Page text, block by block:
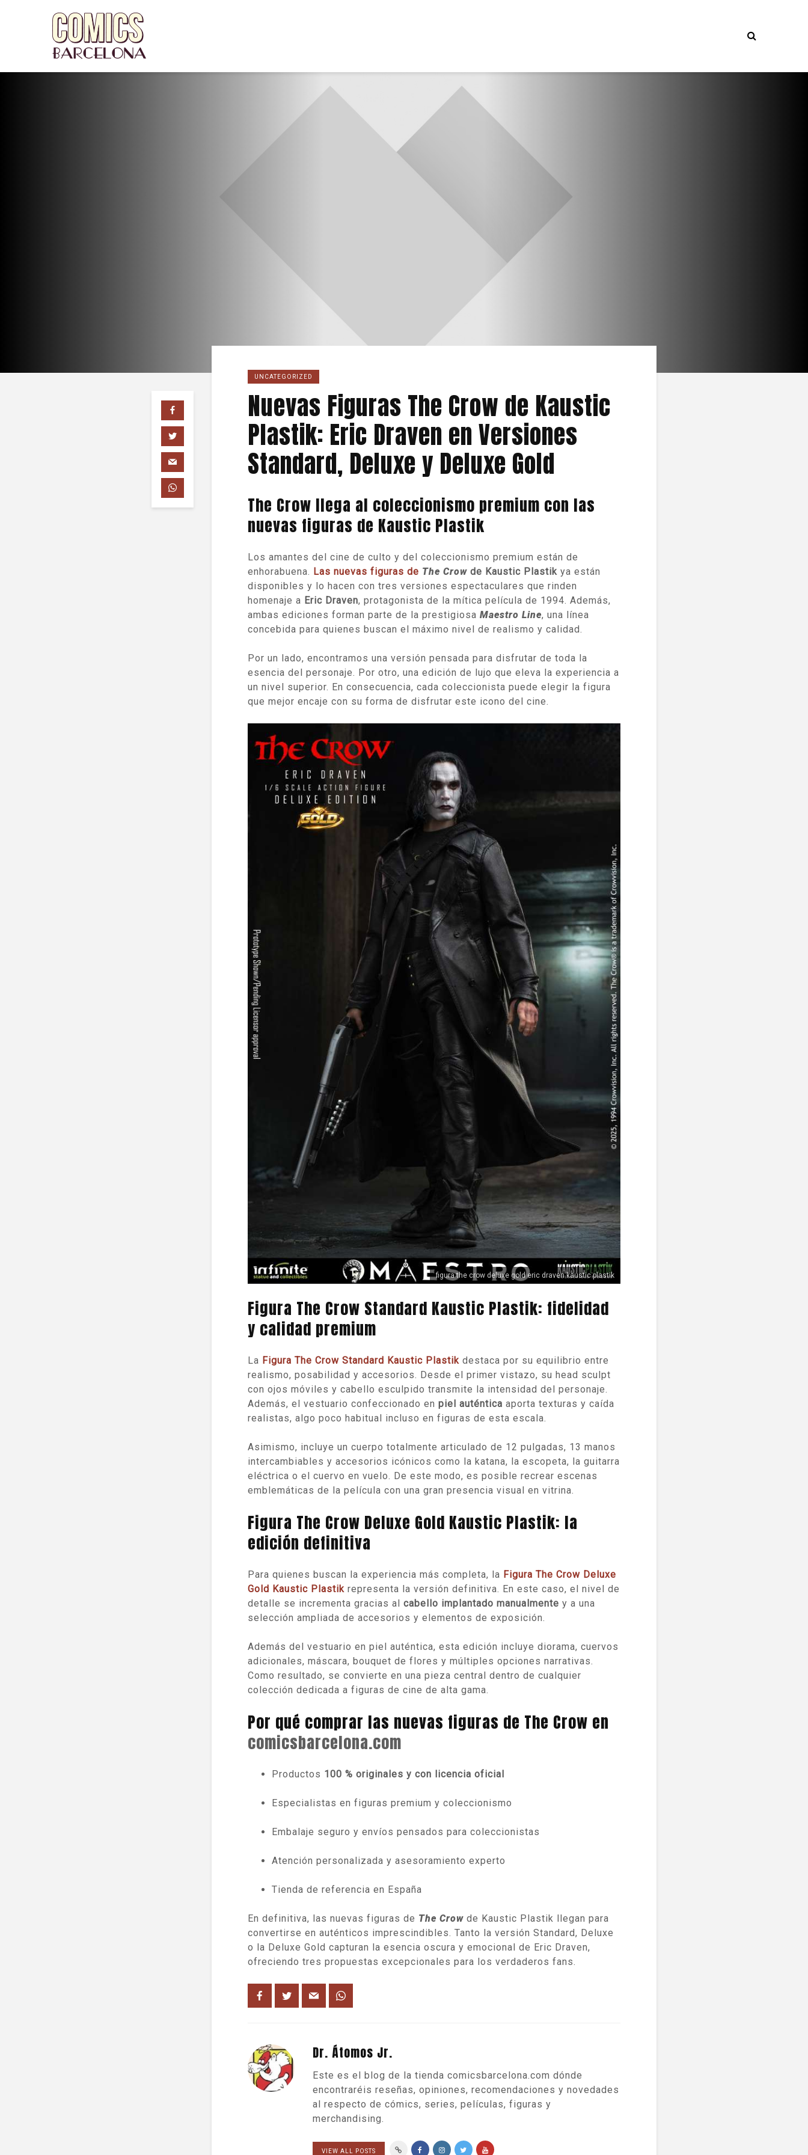
UNCATEGORIZED
Nuevas Figuras The Crow de Kaustic
Plastik: Eric Draven en Versiones
Standard, Deluxe y Deluxe Gold
The Crow llega al coleccionismo premium con las
nuevas figuras de Kaustic Plastik
Los amantes del cine de culto y del coleccionismo premium están de
enhorabuena. Las nuevas figuras de The Crow de Kaustic Plastik ya están
disponibles y lo hacen con tres versiones espectaculares que rinden
homenaje a Eric Draven, protagonista de la mítica película de 1994. Además,
ambas ediciones forman parte de la prestigiosa Maestro Line, una línea
concebida para quienes buscan el máximo nivel de realismo y calidad.
Por un lado, encontramos una versión pensada para disfrutar de toda la
esencia del personaje. Por otro, una edición de lujo que eleva la experiencia a
un nivel superior. En consecuencia, cada coleccionista puede elegir la figura
que mejor encaje con su forma de disfrutar este icono del cine.
figura the crow deluxe gold eric draven kaustic plastik
Figura The Crow Standard Kaustic Plastik: fidelidad
y calidad premium
La Figura The Crow Standard Kaustic Plastik destaca por su equilibrio entre
realismo, posabilidad y accesorios. Desde el primer vistazo, su head sculpt
con ojos móviles y cabello esculpido transmite la intensidad del personaje.
Además, el vestuario confeccionado en piel auténtica aporta texturas y caída
realistas, algo poco habitual incluso en figuras de esta escala.
Asimismo, incluye un cuerpo totalmente articulado de 12 pulgadas, 13 manos
intercambiables y accesorios icónicos como la katana, la escopeta, la guitarra
eléctrica o el cuervo en vuelo. De este modo, es posible recrear escenas
emblemáticas de la película con una gran presencia visual en vitrina.
Figura The Crow Deluxe Gold Kaustic Plastik: la
edición definitiva
Para quienes buscan la experiencia más completa, la Figura The Crow Deluxe
Gold Kaustic Plastik representa la versión definitiva. En este caso, el nivel de
detalle se incrementa gracias al cabello implantado manualmente y a una
selección ampliada de accesorios y elementos de exposición.
Además del vestuario en piel auténtica, esta edición incluye diorama, cuervos
adicionales, máscara, bouquet de flores y múltiples opciones narrativas.
Como resultado, se convierte en una pieza central dentro de cualquier
colección dedicada a figuras de cine de alta gama.
Por qué comprar las nuevas figuras de The Crow en
comicsbarcelona.com
Productos 100 % originales y con licencia oficial
Especialistas en figuras premium y coleccionismo
Embalaje seguro y envíos pensados para coleccionistas
Atención personalizada y asesoramiento experto
Tienda de referencia en España
En definitiva, las nuevas figuras de The Crow de Kaustic Plastik llegan para
convertirse en auténticos imprescindibles. Tanto la versión Standard, Deluxe
o la Deluxe Gold capturan la esencia oscura y emocional de Eric Draven,
ofreciendo tres propuestas excepcionales para los verdaderos fans.
Dr. Átomos Jr.
Este es el blog de la tienda comicsbarcelona.com dónde
encontraréis reseñas, opiniones, recomendaciones y novedades
al respecto de cómics, series, películas, figuras y
merchandising.
VIEW ALL POSTS